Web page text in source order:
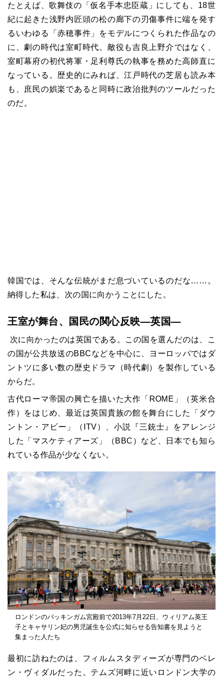
たとえば、歌舞伎の「仮名手本忠臣蔵」にしても、 18世
紀に起きた浅野内匠頭の松の廊下の刃傷事件に端を発す
るいわゆる「赤穂事件」をモデルにつくられた作品なの
に、劇の時代は室町時代。敵役も吉良上野介ではなく、
室町幕府の初代将軍・足利尊氏の執事を務めた高師直に
なっている。歴史的にみれば、江戸時代の芝居も読み本
も、庶民の娯楽であると同時に政治批判のツールだった
のだ。
韓国では、そんな伝統がまだ息づいているのだな……。
納得した私は、次の国に向かうことにした。
王室が舞台、国民の関心反映―英国―
次に向かったのは英国である。この国を選んだのは、こ
の国が公共放送のBBCなどを中心に、ヨーロッパではダ
ントツに多い数の歴史ドラマ（時代劇）を製作している
からだ。
古代ローマ帝国の興亡を描いた大作「 ROME 」（英米合
作）をはじめ、最近は英国貴族の館を舞台にした「ダウ
ントン・アビー」（ ITV）、小説『三銃士』をアレンジ
した「マスケティアーズ」（ BBC ）など、日本でも知ら
れている作品が少なくない。
ロンドンのバッキンガム宮殿前で2013年7月22日、ウィリアム英王
子とキャサリン妃の男児誕生を公式に知らせる告知書を見ようと
集まった人たち
最初に訪ねたのは、フィルムスタディーズが専門のベレ
ン・ヴィダルだった。テムズ河畔に近いロンドン大学の